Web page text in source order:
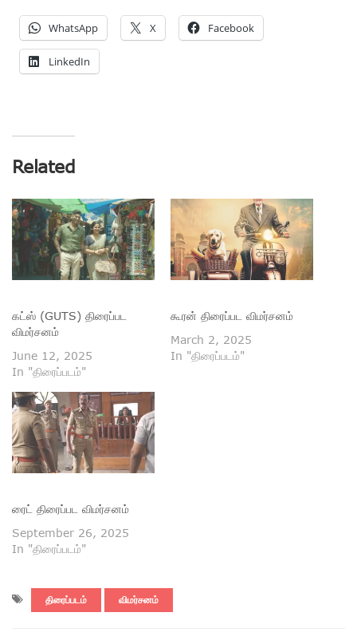
WhatsApp X Facebook
LinkedIn
Related
கட்ஸ் (GUTS) திரைப்பட
விமர்சனம்
June 12, 2025
In "திரைப்படம்"
கூரன் திரைப்பட விமர்சனம்
March 2, 2025
In "திரைப்படம்"
ரைட் திரைப்பட விமர்சனம்
September 26, 2025
In "திரைப்படம்"
திரைப்படம் விமர்சனம்